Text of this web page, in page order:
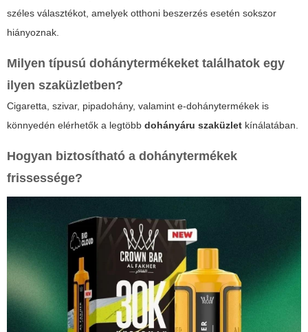
széles választékot, amelyek otthoni beszerzés esetén sokszor
hiányoznak.
Milyen típusú dohánytermékeket találhatok egy
ilyen szaküzletben?
Cigaretta, szivar, pipadohány, valamint e-dohánytermékek is
könnyedén elérhetők a legtöbb dohányáru szaküzlet kínálatában.
Hogyan biztosítható a dohánytermékek
frissessége?